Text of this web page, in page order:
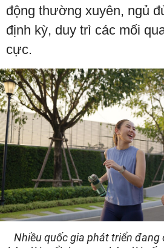
động thường xuyên, ngủ
định kỳ, duy trì các mối
cực.
Nhiều quốc gia phát triển